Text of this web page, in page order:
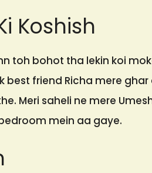
Koshish
toh bohot tha lekin koi
best friend Richa mere ghar
Meri saheli ne mere
mein aa gaye.